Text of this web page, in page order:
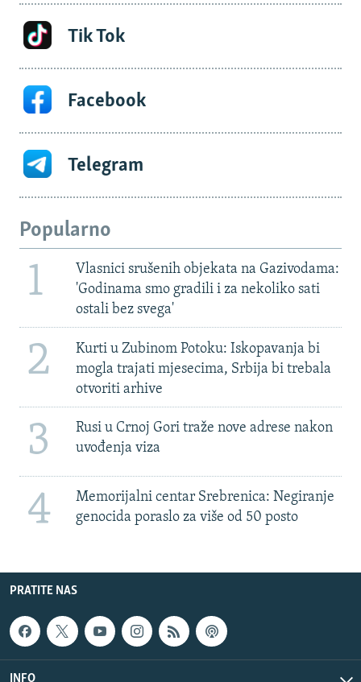
Tik Tok
Facebook
Telegram
Popularno
1
Vlasnici srušenih objekata na Gazivodama:
'Godinama smo gradili i za nekoliko sati
ostali bez svega'
2
Kurti u Zubinom Potoku: Iskopavanja bi
mogla trajati mjesecima, Srbija bi trebala
otvoriti arhive
3
Rusi u Crnoj Gori traže nove adrese nakon
uvođenja viza
4
Memorijalni centar Srebrenica: Negiranje
genocida poraslo za više od 50 posto
PRATITE NAS
INFO